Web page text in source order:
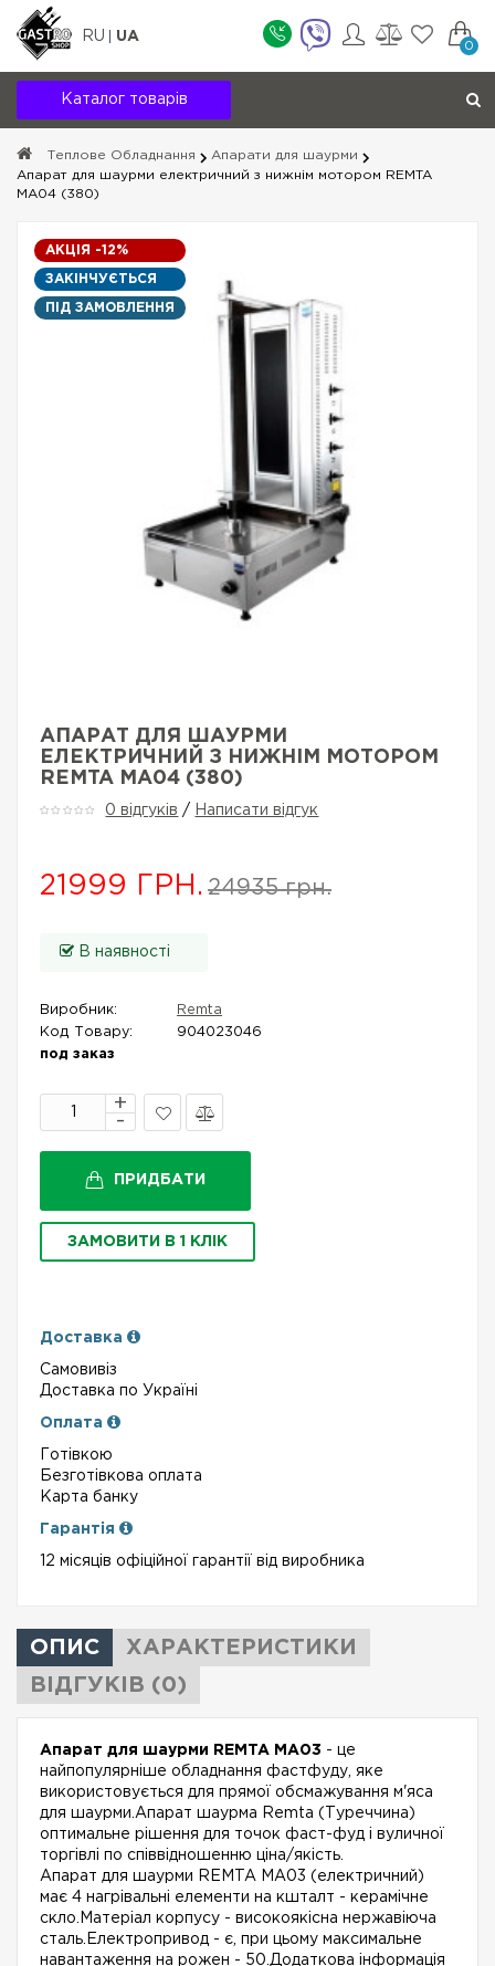
RU UA
0
Каталог товарів
Теплове Обладнання
Апарати для шаурми
Апарат для шаурми електричний з нижнім мотором REMTA
MA04 (380)
АКЦІЯ -12%
ЗАКІНЧУЄТЬСЯ
ПІД ЗАМОВЛЕННЯ
АПАРАТ ДЛЯ ШАУРМИ
ЕЛЕКТРИЧНИЙ З НИЖНІМ МОТОРОМ
REMTA MA04 (380)
0 відгуків / Написати відгук
21999 ГРН. 24935 грн.
В наявності
Виробник:
Remta
Код Товару:
904023046
под заказ
закладки
ПРИДБАТИ
ЗАМОВИТИ В 1 КЛІК
Доставка
Самовивіз
Доставка по Україні
Оплата
Готівкою
Безготівкова оплата
Карта банку
Гарантія
12 місяців офіційної гарантії від виробника
ОПИС
ХАРАКТЕРИСТИКИ
ВІДГУКІВ (0)
Апарат для шаурми REMTA MA03 - це
найпопулярніше обладнання фастфуду, яке
використовується для прямої обсмажування м'яса
для шаурми.Апарат шаурма Remta (Туреччина)
оптимальне рішення для точок фаст-фуд і вуличної
торгівлі по співвідношенню ціна/якість.
Апарат для шаурми REMTA MA03 (електричний)
має 4 нагрівальні елементи на кшталт - керамічне
скло.Матеріал корпусу - високоякісна нержавіюча
сталь.Електропривод - є, при цьому максимальне
навантаження на рожен - 50.Додаткова інформація